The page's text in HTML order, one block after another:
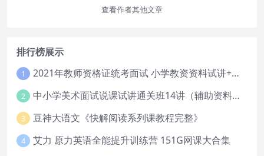
查看作者其他文章
排行榜展示
1 2021年教师资格证统考面试 小学教资资料试讲+答辩
2 中小学美术面试说课试讲通关班14讲（辅助资料第一套）
3 豆神大语文《快解阅读系列课教程完整》
4 艾力 原力英语全能提升训练营 151G网课大合集